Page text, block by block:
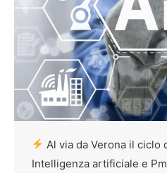
Al via da Verona il ciclo
Intelligenza artificiale e